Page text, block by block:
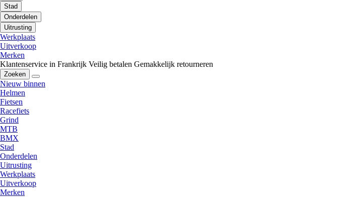
Stad
Onderdelen
Uitrusting
Werkplaats
Uitverkoop
Merken
Klantenservice in Frankrijk Veilig betalen Gemakkelijk retourneren
Zoeken
Nieuw binnen
Helmen
Fietsen
Racefiets
Grind
MTB
BMX
Stad
Onderdelen
Uitrusting
Werkplaats
Uitverkoop
Merken